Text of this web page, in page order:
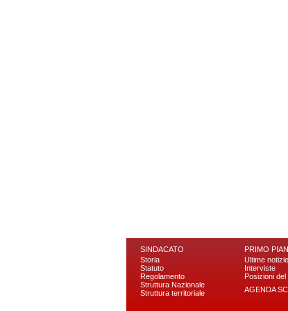
SINDACATO
Storia
Statuto
Regolamento
Struttura Nazionale
Struttura territoriale
PRIMO
Ultime notizie
Interviste
Posizioni
AGENDA